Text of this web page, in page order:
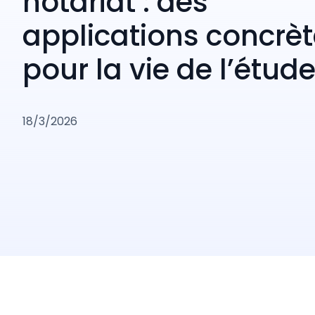
applications
pour la vie de l’étude
18/3/2026